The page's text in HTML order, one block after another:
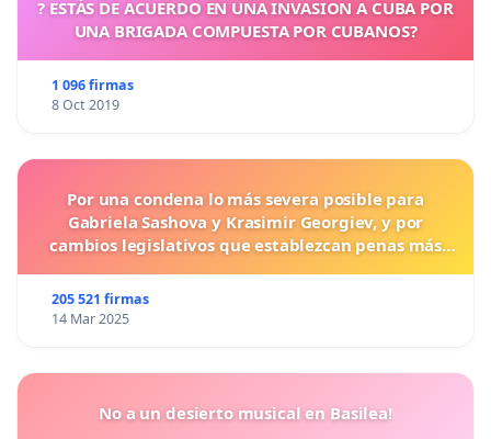
? ESTÁS DE ACUERDO EN UNA INVASION A CUBA POR
UNA BRIGADA COMPUESTA POR CUBANOS?
1 096 firmas
8 Oct 2019
Por una condena lo más severa posible para
Gabriela Sashova y Krasimir Georgiev, y por
cambios legislativos que establezcan penas más
205 521 firmas
14 Mar 2025
No a un desierto musical en Basilea!